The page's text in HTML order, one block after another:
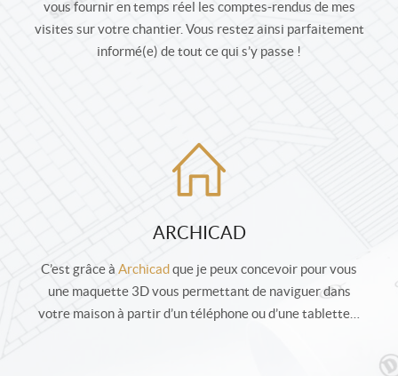
vous fournir en temps réel les comptes-rendus de mes
visites sur votre chantier. Vous restez ainsi parfaitement
informé(e) de tout ce qui s’y passe !
ARCHICAD
C’est grâce à Archicadque je peux concevoir pour vous
une maquette 3D vous permettant de naviguer dans
votre maison à partir d’un téléphone ou d’une tablette…